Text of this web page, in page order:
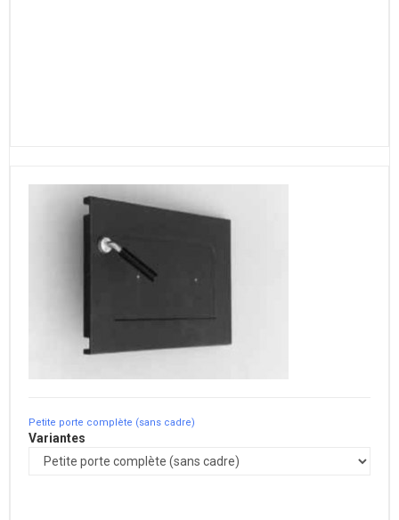
Petite porte complète (sans cadre)
Variantes